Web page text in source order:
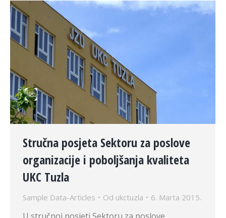
Stručna posjeta Sektoru za poslove
organizacije i poboljšanja kvaliteta
UKC Tuzla
Sample Data-Articles Od ukctuzla 6. Marta 2015.